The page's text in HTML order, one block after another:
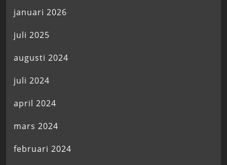
januari 2026
juli 2025
augusti 2024
juli 2024
april 2024
mars 2024
februari 2024